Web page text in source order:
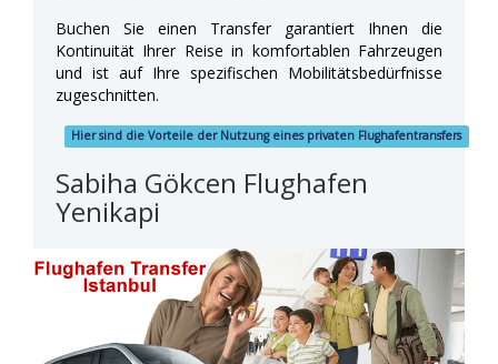
Buchen Sie einen Transfer garantiert Ihnen die
Kontinuität Ihrer Reise in komfortablen Fahrzeugen
und ist auf Ihre spezifischen Mobilitätsbedürfnisse
zugeschnitten.
Hier sind die Vorteile der Nutzung eines privaten Flughafentransfers
Sabiha Gökcen Flughafen
Yenikapi